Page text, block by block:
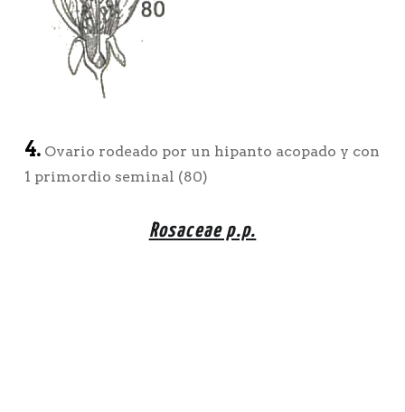
4.Ovario rodeado por un hipanto acopado y con
1 primordio seminal (80)
Rosaceae p.p.